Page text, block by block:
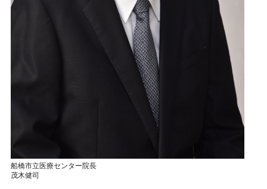
船橋市立医療センター院長
茂木健司